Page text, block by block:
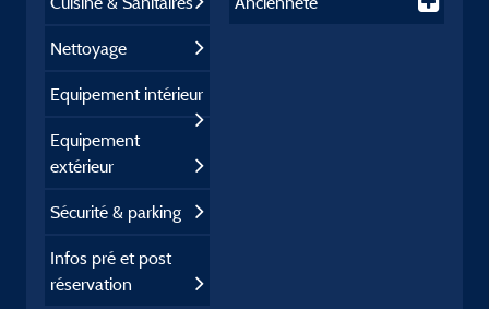
Nettoyage
Equipement intérieur
Equipement
extérieur
Sécurité & parking
Infos pré et post
réservation